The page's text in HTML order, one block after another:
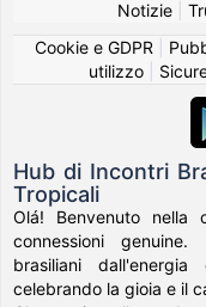
Notizie|
Cookie e GDPR
utilizzo|
Hub di Incontri
Tropicali
Olá! Benvenuto nella
connessioni genuine.
brasiliani
celebrando la gioia e il